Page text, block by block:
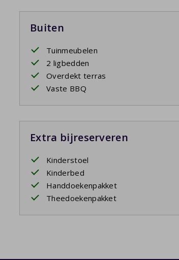
Buiten
Tuinmeubelen
2 ligbedden
Overdekt terras
Vaste BBQ
Extra bijreserveren
Kinderstoel
Kinderbed
Handdoekenpakket
Theedoekenpakket